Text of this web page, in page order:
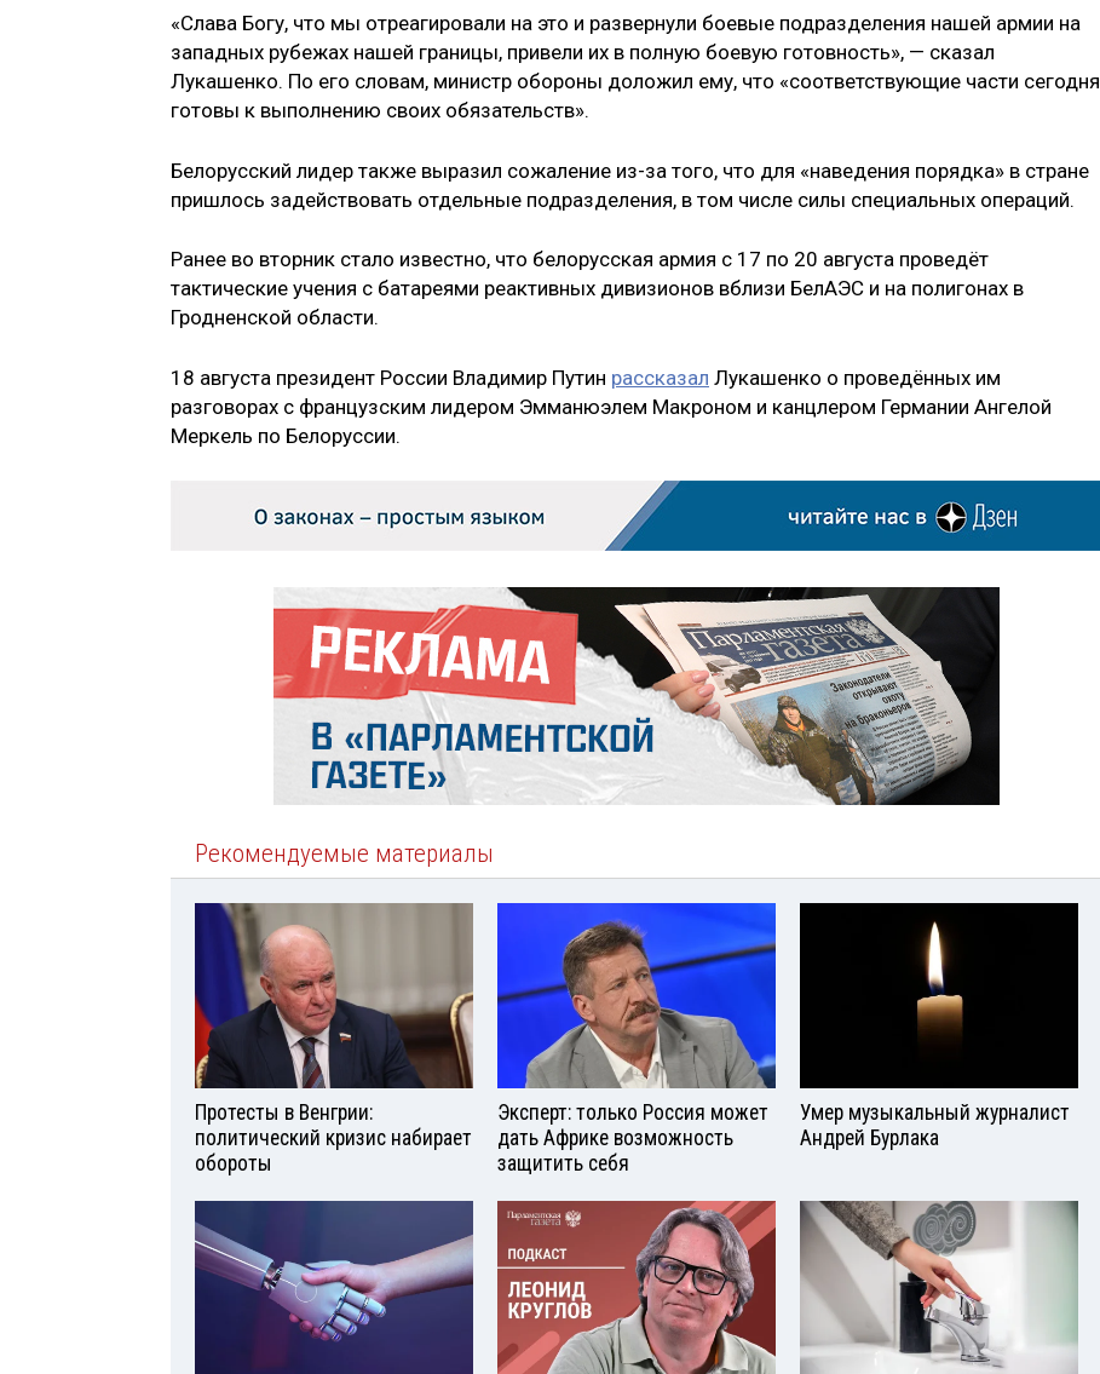
«Слава Богу, что мы отреагировали на это и развернули боевые подразделения нашей армии на
западных рубежах нашей границы, привели их в полную боевую готовность», — сказал
Лукашенко. По его словам, министр обороны доложил ему, что «соответствующие части сегодня
готовы к выполнению своих обязательств».
Белорусский лидер также выразил сожаление из-за того, что для «наведения порядка» в стране
пришлось задействовать отдельные подразделения, в том числе силы специальных операций.
Ранее во вторник стало известно, что белорусская армия с 17 по 20 августа проведёт
тактические учения с батареями реактивных дивизионов вблизи БелАЭС и на полигонах в
Гродненской области.
18 августа президент России Владимир Путин рассказал Лукашенко о проведённых им
разговорах с французским лидером Эмманюэлем Макроном и канцлером Германии Ангелой
Меркель по Белоруссии.
Рекомендуемые материалы
Протесты в Венгрии:
политический кризис набирает
обороты
Эксперт: только Россия может
дать Африке возможность
защитить себя
Умер музыкальный журналист
Андрей Бурлака